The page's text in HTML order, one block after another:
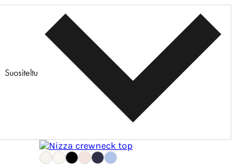
Suositeltu